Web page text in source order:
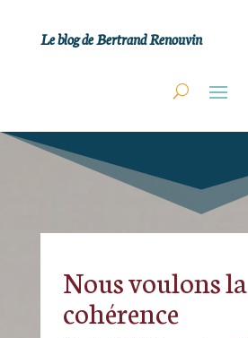
Le blog de Bertrand Renouvin
Nous voulons la
cohérence